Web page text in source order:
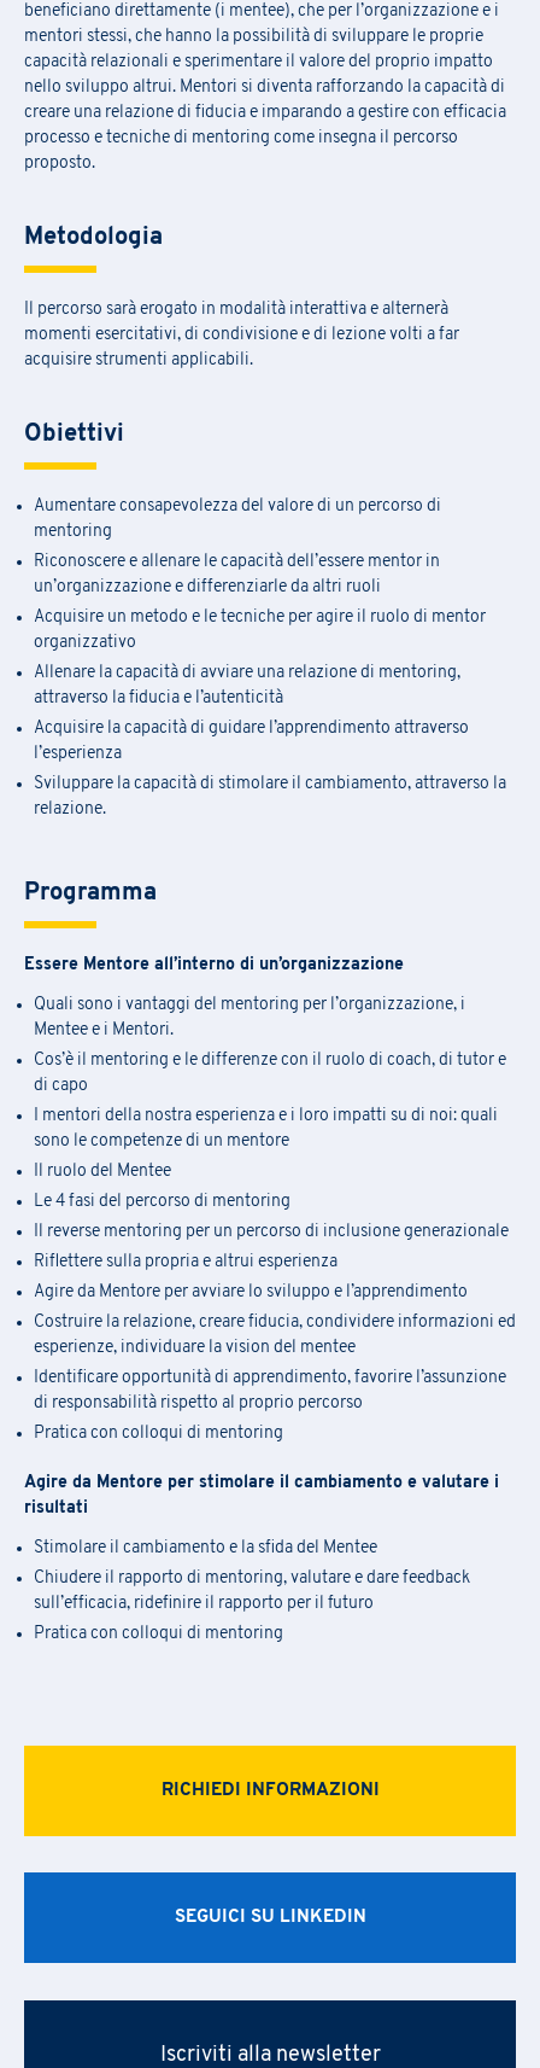
beneficiano direttamente (i mentee), che per l’organizzazione e i
mentori stessi, che hanno la possibilità di sviluppare le proprie
capacità relazionali e sperimentare il valore del proprio impatto
nello sviluppo altrui. Mentori si diventa rafforzando la capacità di
creare una relazione di fiducia e imparando a gestire con efficacia
processo e tecniche di mentoring come insegna il percorso
proposto.
Metodologia
Il percorso sarà erogato in modalità interattiva e alternerà
momenti esercitativi, di condivisione e di lezione volti a far
acquisire strumenti applicabili.
Obiettivi
Aumentare consapevolezza del valore di un percorso di
mentoring
Riconoscere e allenare le capacità dell’essere mentor in
un’organizzazione e differenziarle da altri ruoli
Acquisire un metodo e le tecniche per agire il ruolo di mentor
organizzativo
Allenare la capacità di avviare una relazione di mentoring,
attraverso la fiducia e l’autenticità
Acquisire la capacità di guidare l’apprendimento attraverso
l’esperienza
Sviluppare la capacità di stimolare il cambiamento, attraverso la
relazione.
Programma
Essere Mentore all’interno di un’organizzazione
Quali sono i vantaggi del mentoring per l’organizzazione, i
Mentee e i Mentori.
Cos’è il mentoring e le differenze con il ruolo di coach, di tutor e
di capo
I mentori della nostra esperienza e i loro impatti su di noi: quali
sono le competenze di un mentore
Il ruolo del Mentee
Le 4 fasi del percorso di mentoring
Il reverse mentoring per un percorso di inclusione generazionale
Riflettere sulla propria e altrui esperienza
Agire da Mentore per avviare lo sviluppo e l’apprendimento
Costruire la relazione, creare fiducia, condividere informazioni ed
esperienze, individuare la vision del mentee
Identificare opportunità di apprendimento, favorire l’assunzione
di responsabilità rispetto al proprio percorso
Pratica con colloqui di mentoring
Agire da Mentore per stimolare il cambiamento e valutare i
risultati
Stimolare il cambiamento e la sfida del Mentee
Chiudere il rapporto di mentoring, valutare e dare feedback
sull’efficacia, ridefinire il rapporto per il futuro
Pratica con colloqui di mentoring
RICHIEDI INFORMAZIONI
SEGUICI SU LINKEDIN
Iscriviti alla newsletter
Richiesta Informazioni
[*] campi obbligatori
sulleeventuali opportunitàdi finanziamento.
[*] campi obbligatori